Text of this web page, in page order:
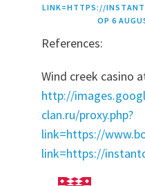
LINK=HTTPS://
OP 6
References:
Wind creek casino
http://
clan.ru/proxy.php?
link=https://
link=https://